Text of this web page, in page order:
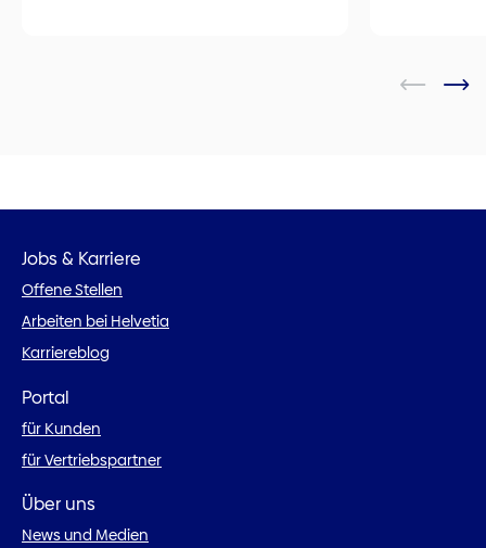
Jobs & Karriere
Offene Stellen
Arbeiten bei Helvetia
Karriereblog
Portal
für Kunden
für Vertriebspartner
Über uns
News und Medien